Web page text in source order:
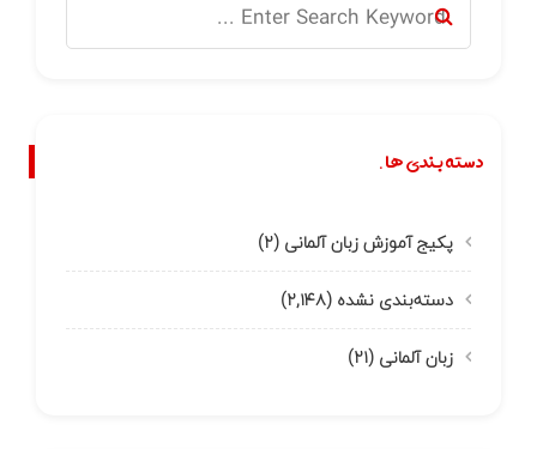
دسته بندی ها.
پکیج آموزش زبان آلمانی (۲)
دسته‌بندی نشده (۲,۱۴۸)
زبان آلمانی (۲۱)